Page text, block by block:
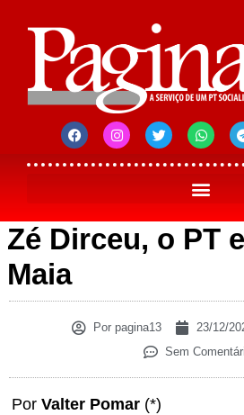
Zé Dirceu, o PT e
Maia
Porpagina13 23/12/
Sem
Por Valter Pomar (*)